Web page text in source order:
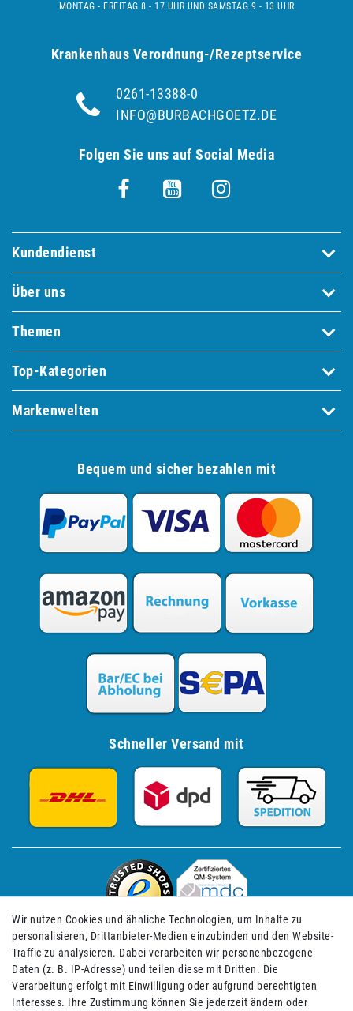
MONTAG - FREITAG 8 - 17 UHR UND SAMSTAG 9 - 13 UHR
Krankenhaus Verordnung-/Rezeptservice
0261-13388-0
INFO@BURBACHGOETZ.DE
Folgen Sie uns auf Social Media
Kundendienst
Über uns
Themen
Top-Kategorien
Markenwelten
Bequem und sicher bezahlen mit
Schneller Versand mit
Impressum Daten­schutz­erklärung AGB
Wir nutzen Cookies und ähnliche Technologien, um Inhalte zu
personalisieren, Drittanbieter-Medien einzubinden und den Website-
Traffic zu analysieren. Dabei verarbeiten wir personenbezogene
Daten (z. B. IP-Adresse) und teilen diese mit Dritten. Die
Verarbeitung erfolgt mit Einwilligung oder aufgrund berechtigten
Interesses. Ihre Zustimmung können Sie jederzeit ändern oder